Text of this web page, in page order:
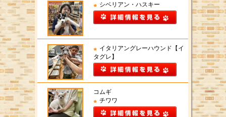
シベリアン・ハスキー
イタリアングレーハウンド【イ
タグレ】
コムギ
チワワ